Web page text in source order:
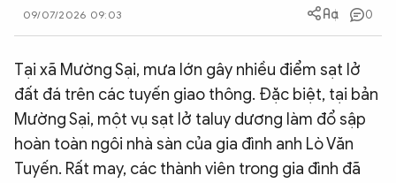
PHÁP LUẬT
CÔNG NGHỆ
QUỐC TẾ
VĂN HÓA - THỂ THAO
09/07/2026 09:03 0
Tại xã Mường Sại, mưa lớn gây nhiều điểm sạt lở
đất đá trên các tuyến giao thông. Đặc biệt, tại bản
Mường Sại, một vụ sạt lở taluy dương làm đổ sập
hoàn toàn ngôi nhà sàn của gia đình anh Lò Văn
Tuyến. Rất may, các thành viên trong gia đình đã